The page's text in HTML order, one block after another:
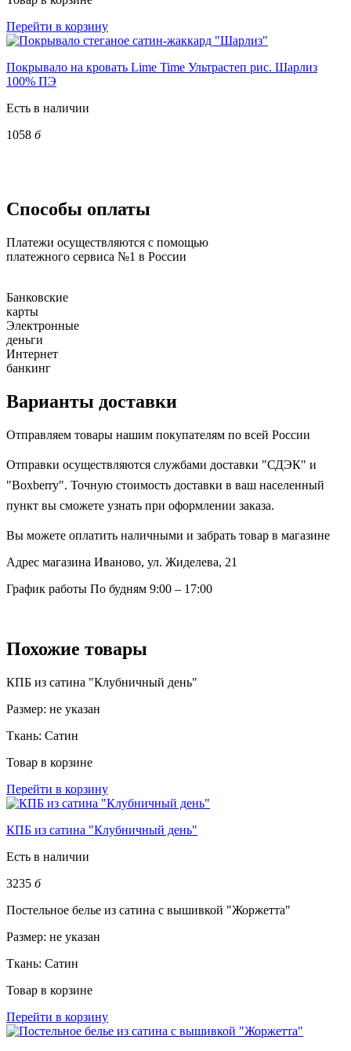
Перейти в корзину
Покрывало на кровать Lime Time Ультрастеп рис. Шарлиз
100% ПЭ
Есть в наличии
1058 б
Способы оплаты
Платежи осуществляются с помощью
платежного сервиса №1 в России
Банковские
карты
Электронные
деньги
Интернет
банкинг
Варианты доставки
Отправляем товары нашим покупателям по всей России
Отправки осуществляются службами доставки "СДЭК" и
"Boxberry". Точную стоимость доставки в ваш населенный
пункт вы сможете узнать при оформлении заказа.
Вы можете оплатить наличными и забрать товар в магазине
Адрес магазина Иваново, ул. Жиделева, 21
График работы По будням 9:00 – 17:00
Похожие товары
КПБ из сатина "Клубничный день"
Размер: не указан
Ткань: Сатин
Товар в корзине
Перейти в корзину
КПБ из сатина "Клубничный день"
Есть в наличии
3235 б
Постельное белье из сатина с вышивкой "Жоржетта"
Размер: не указан
Ткань: Сатин
Товар в корзине
Перейти в корзину